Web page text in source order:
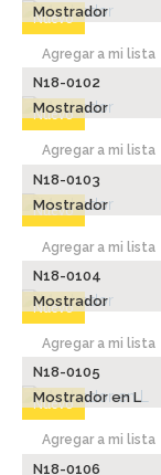
Nuevo
Mostrador
Agregar a mi lista
Nuevo
N18-0102
Mostrador
Agregar a mi lista
Nuevo
N18-0103
Mostrador
Agregar a mi lista
Nuevo
N18-0104
Mostrador
Agregar a mi lista
Nuevo
N18-0105
Mostrador en L
Agregar a mi lista
N18-0106